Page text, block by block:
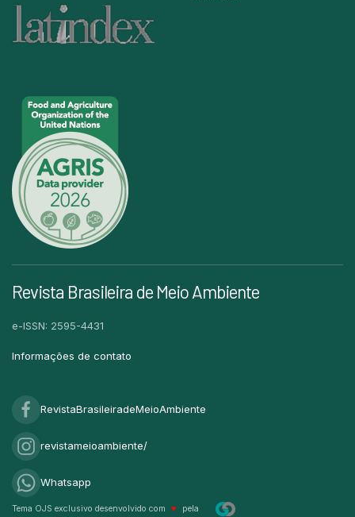
Revista Brasileira de Meio Ambiente
e-ISSN: 2595-4431
Informações de contato
RevistaBrasileiradeMeioAmbiente
revistameioambiente/
Whatsapp
Tema OJS exclusivo desenvolvido com ♥ pela